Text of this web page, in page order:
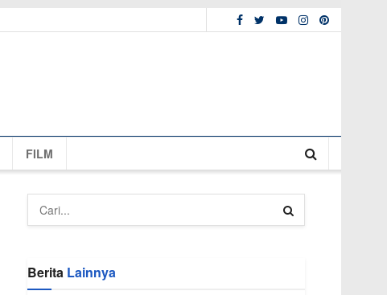
FILM
Berita Lainnya